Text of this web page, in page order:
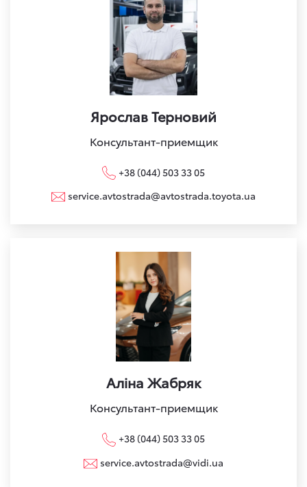
Ярослав Терновий
Консультант-приемщик
+38 (044) 503 33 05
service.avtostrada@avtostrada.toyota.ua
Аліна Жабряк
Консультант-приемщик
+38 (044) 503 33 05
service.avtostrada@vidi.ua